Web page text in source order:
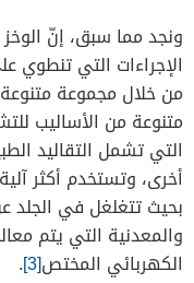
ونجد مما سبق، إنّ
الإجراءات التي تنطوي
من خلال مجموعة
متنوعة من الأساليب
التي تشمل التقاليد
أخرى، وتستخدم أكثر
بحيث تتغلغل في الجلد
والمعدنية التي يتم
الكهربائي المختص[3]
.